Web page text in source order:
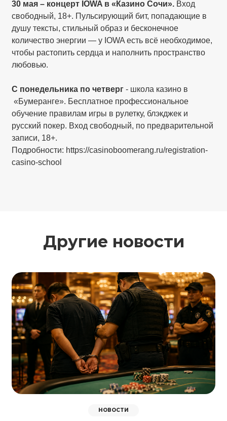
30 мая – концерт IOWA в «Казино Сочи». Вход
свободный, 18+. Пульсирующий бит, попадающие в
душу тексты, стильный образ и бесконечное
количество энергии — у IOWA есть всё необходимое,
чтобы растопить сердца и наполнить пространство
любовью.
С понедельника по четверг - школа казино в
«Бумеранге». Бесплатное профессиональное
обучение правилам игры в рулетку, блэкджек и
русский покер. Вход свободный, по предварительной
записи, 18+.
Подробности: https://casinoboomerang.ru/registration-
casino-school
Другие новости
НОВОСТИ